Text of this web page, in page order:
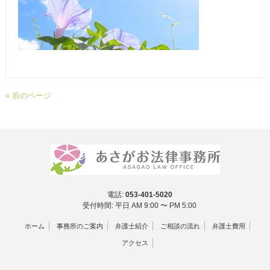
« 前のページ
電話:053-401-5020
受付時間: 平日 AM 9:00 〜 PM 5:00
ホーム 事務所のご案内 弁護士紹介 ご相談の流れ 弁護士費用
アクセス